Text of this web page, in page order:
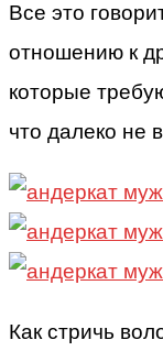
Все это
отношению к
которые
что далеко не
Как стричь